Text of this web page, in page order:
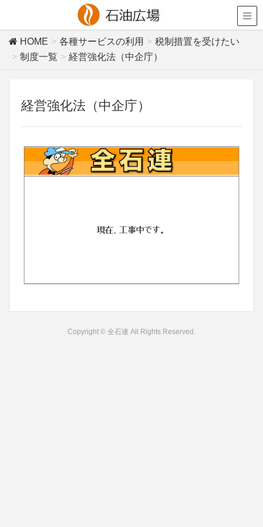
HOME 各種サービスの利用
税制措置を受けたい
制度一覧
経営強化法（中企庁）
経営強化法（中企庁）
Copyright © 全石連 All Rights Reserved.